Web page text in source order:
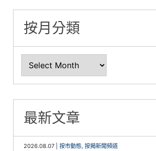
按月分類
最新文章
2026.08.07 |按市動態 ,按揭新聞頻道